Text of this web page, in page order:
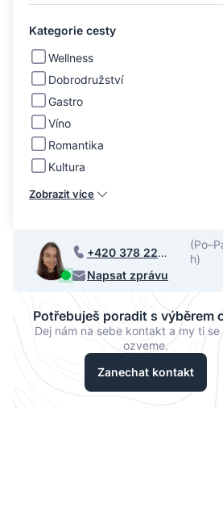
Kategorie cesty
Wellness
Dobrodružství
Gastro
Víno
Romantika
Kultura
Zobrazit více
+420 378 220
068
h)
Napsat zprávu
Potřebuješ poradit s výběrem
Dej nám na sebe kontakt a my ti
ozveme.
Zanechat kontakt